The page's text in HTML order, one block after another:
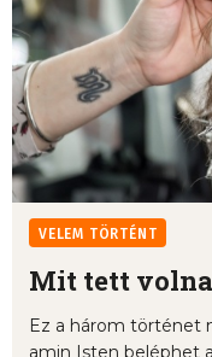
VELEM TÖRTÉNT
Mit tett volna
Ez a három történet
amin Isten beléphet